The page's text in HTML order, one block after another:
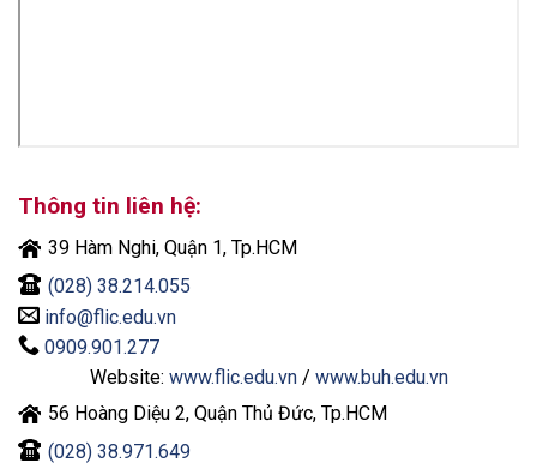
Thông tin liên hệ:
39 Hàm Nghi, Quận 1, Tp.HCM
(028) 38.214.055
info@flic.edu.vn
0909.901.277
Website: www.flic.edu.vn/ www.buh.edu.vn
56 Hoàng Diệu 2, Quận Thủ Đức, Tp.HCM
(028) 38.971.649